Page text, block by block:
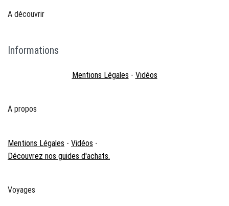
A découvrir
Informations
Mentions Légales - Vidéos
A propos
Mentions Légales - Vidéos -
Découvrez nos guides d'achats.
Voyages